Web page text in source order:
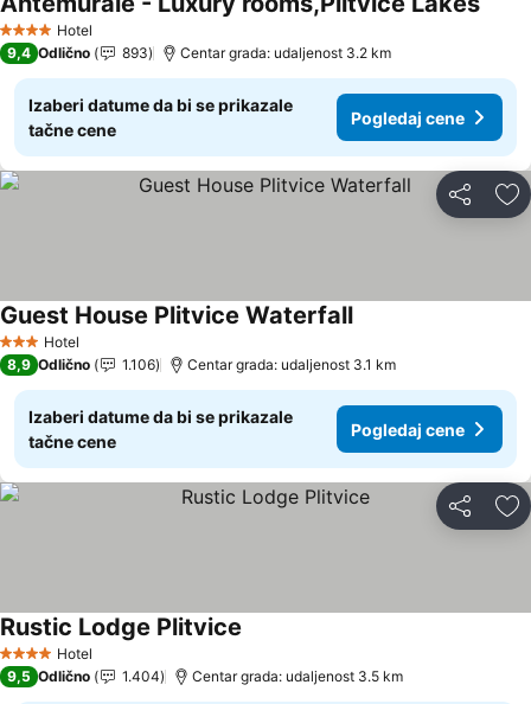
4 ZvezdiceHotel
9,4 Odlično 893 Centar grada: udaljenost 3.2 km
Izaberi datume da bi se prikazale
tačne cene
Pogledaj cene
Deli
3 Zvezdice
Hotel
Guest House Plitvice Waterfall
8,9 Odlično 1.106 Centar grada: udaljenost 3.1 km
Izaberi datume da bi se prikazale
tačne cene
Pogledaj cene
Deli
4 ZvezdiceHotel
Rustic Lodge Plitvice
9,5 Odlično 1.404 Centar grada: udaljenost 3.5 km